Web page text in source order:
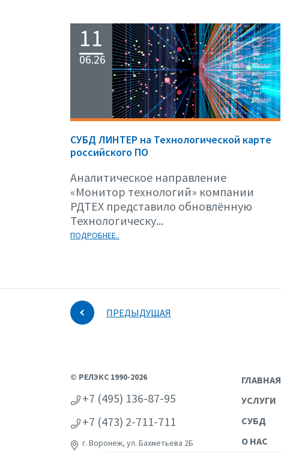
11
06.26
СУБД ЛИНТЕР на Технологической карте
российского ПО
Аналитическое направление
«Монитор технологий» компании
РДТЕХ представило обновлённую
Технологическу...
ПОДРОБНЕЕ..
ПРЕДЫДУЩАЯ
© РЕЛЭКС 1990-2026
+7 (495) 136-87-95
+7 (473) 2-711-711
г. Воронеж, ул. Бахметьева 2Б
ГЛАВНАЯ
УСЛУГИ
СУБД
О НАС